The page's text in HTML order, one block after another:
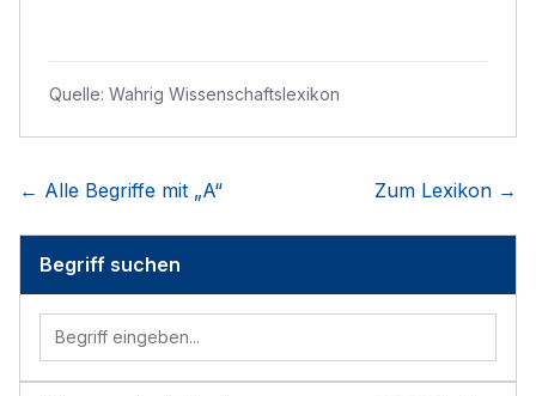
Quelle: Wahrig Wissenschaftslexikon
← Alle Begriffe mit „A“ Zum Lexikon →
Begriff suchen